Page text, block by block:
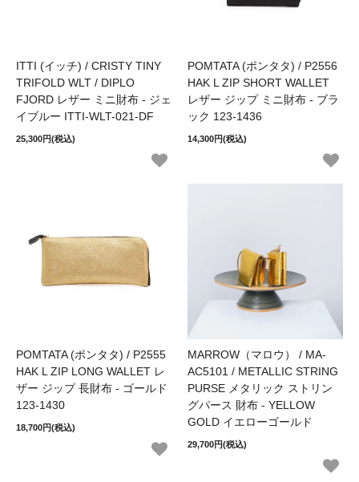
ITTI (イッチ) / CRISTY TINY
TRIFOLD WLT / DIPLO
FJORD レザー ミニ財布 - ジェ
イブルー ITTI-WLT-021-DF
25,300円(税込)
POMTATA (ポンタタ) / P2556
HAK L ZIP SHORT WALLET
レザー ジップ ミニ財布 - ブラ
ック 123-1436
14,300円(税込)
POMTATA (ポンタタ) / P2555
HAK L ZIP LONG WALLET レ
ザー ジップ 長財布 - ゴールド
123-1430
18,700円(税込)
MARROW（マロウ） / MA-
AC5101 / METALLIC STRING
PURSE メタリック ストリン
グパース 財布 - YELLOW
GOLD イエローゴールド
29,700円(税込)